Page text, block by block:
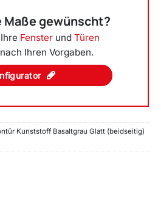
gewünscht?
Fenster undTüren
Ihren Vorgaben.
Kunststoff Basaltgrau Glatt (beidseitig)